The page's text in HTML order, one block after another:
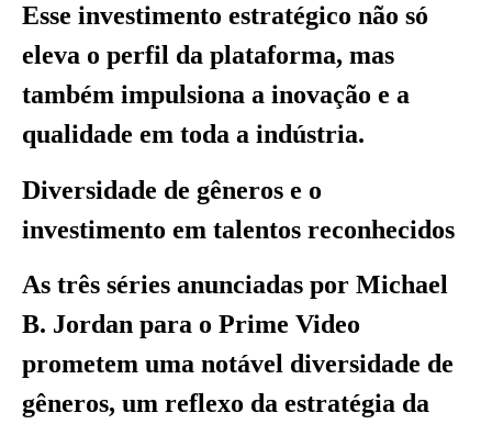
Esse investimento estratégico não só
eleva o perfil da plataforma, mas
também impulsiona a inovação e a
qualidade em toda a indústria.
Diversidade de gêneros e o
investimento em talentos reconhecidos
As três séries anunciadas por Michael
B. Jordan para o Prime Video
prometem uma notável diversidade de
gêneros, um reflexo da estratégia da